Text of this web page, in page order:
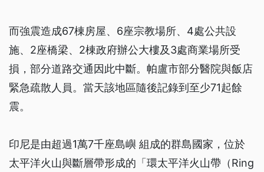
而強震造成67棟房屋、6座宗教場所、4處公共設
施、2座橋梁、2棟政府辦公大樓及3處商業場所受
損，部分道路交通因此中斷。帕盧市部分醫院與飯店
緊急疏散人員。當天該地區隨後記錄到至少71起餘
震。
印尼是由超過1萬7千座島嶼 組成的群島國家，位於
太平洋火山與斷層帶形成的「環太平洋火山帶（Ring